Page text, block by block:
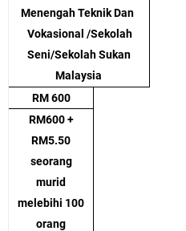
Menengah Teknik Dan
Vokasional /Sekolah
Seni/Sekolah Sukan
Malaysia
RM 600
RM600 +
RM5.50
seorang
murid
melebihi 100
orang